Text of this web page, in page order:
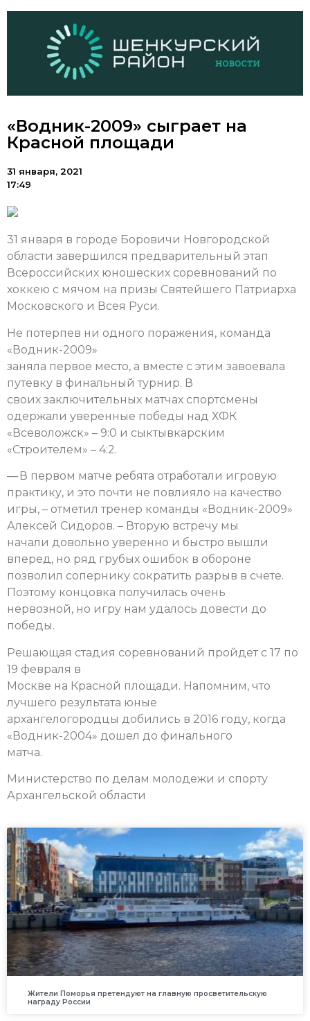
«Водник-2009» сыграет на
Красной площади
31 января, 2021
17:49
31 января в городе Боровичи Новгородской
области завершился предварительный этап
Всероссийских юношеских соревнований по
хоккею с мячом на призы Святейшего Патриарха
Московского и Всея Руси.
Не потерпев ни одного поражения, команда
«Водник-2009»
заняла первое место, а вместе с этим завоевала
путевку в финальный турнир. В
своих заключительных матчах спортсмены
одержали уверенные победы над ХФК
«Всеволожск» – 9:0 и сыктывкарским
«Строителем» – 4:2.
— В первом матче ребята отработали игровую
практику, и это почти не повлияло на качество
игры, – отметил тренер команды «Водник-2009»
Алексей Сидоров. – Вторую встречу мы
начали довольно уверенно и быстро вышли
вперед, но ряд грубых ошибок в обороне
позволил сопернику сократить разрыв в счете.
Поэтому концовка получилась очень
нервозной, но игру нам удалось довести до
победы.
Решающая стадия соревнований пройдет с 17 по
19 февраля в
Москве на Красной площади. Напомним, что
лучшего результата юные
архангелогородцы добились в 2016 году, когда
«Водник-2004» дошел до финального
матча.
Министерство по делам молодежи и спорту
Архангельской области
Жители Поморья претендуют на главную просветительскую
награду России